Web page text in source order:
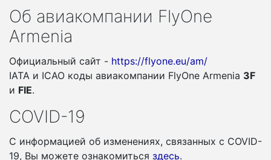
Об авиакомпании FlyOne
Armenia
Официальный сайт - https://flyone.eu/am/
IATA и ICAO коды авиакомпании FlyOne Armenia 3F
и FIE.
COVID-19
С информацией об изменениях, связанных c COVID-
19, Вы можете ознакомиться здесь.